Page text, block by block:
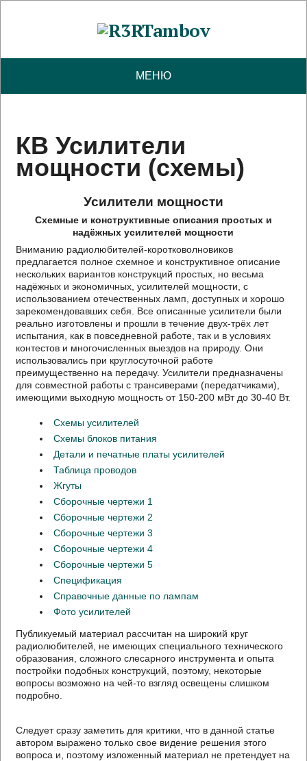
МЕНЮ
КВ Усилители
мощности (схемы)
Усилители мощности
Схемные и конструктивные описания простых и
надёжных усилителей мощности
Вниманию радиолюбителей-коротковолновиков
предлагается полное схемное и конструктивное описание
нескольких вариантов конструкций простых, но весьма
надёжных и экономичных, усилителей мощности, с
использованием отечественных ламп, доступных и хорошо
зарекомендовавших себя. Все описанные усилители были
реально изготовлены и прошли в течение двух-трёх лет
испытания, как в повседневной работе, так и в условиях
контестов и многочисленных выездов на природу. Они
использовались при круглосуточной работе
преимущественно на передачу. Усилители предназначены
для совместной работы с трансиверами (передатчиками),
имеющими выходную мощность от 150-200 мВт до 30-40 Вт.
Схемы усилителей
Схемы блоков питания
Детали и печатные платы усилителей
Таблица проводов
Жгуты
Сборочные чертежи 1
Сборочные чертежи 2
Сборочные чертежи 3
Сборочные чертежи 4
Сборочные чертежи 5
Спецификация
Справочные данные по лампам
Фото усилителей
Публикуемый материал рассчитан на широкий круг
радиолюбителей, не имеющих специального технического
образования, сложного слесарного инструмента и опыта
постройки подобных конструкций, поэтому, некоторые
вопросы возможно на чей-то взгляд освещены слишком
подробно.
Следует сразу заметить для критики, что в данной статье
автором выражено только свое видение решения этого
вопроса и, поэтому изложенный материал не претендует на